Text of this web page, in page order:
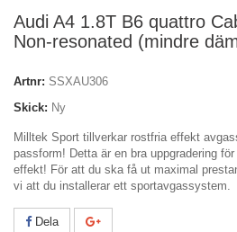
Audi A4 1.8T B6 quattro
Non-resonated (mindre
Artnr: SSXAU306
Skick: Ny
Milltek Sport tillverkar rostfria effekt
passform! Detta är en bra uppgradering
effekt! För att du ska få ut maximal
vi att du installerar ett sportavgassystem.
Dela